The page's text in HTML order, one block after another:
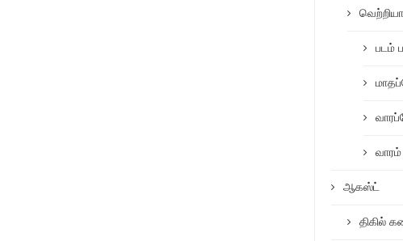
படம்
வாரம்
ஆகஸ்ட்
திகில்